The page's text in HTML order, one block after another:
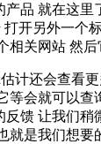
品 就在这里
打开另外一个
相关网站 然
计还会查看
等会就可以查
馈 让我们稍
就是我们想要